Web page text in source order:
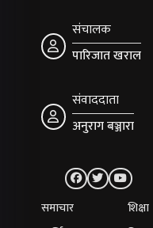
संचालक
पारिजात खराल
संवाददाता
अनुराग बञ्जारा
समाचार
शिक्षा